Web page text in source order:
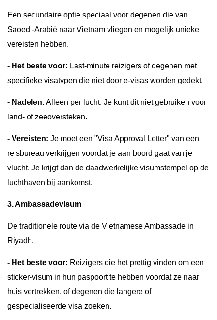
Een secundaire optie speciaal voor degenen die van
Saoedi-Arabië naar Vietnam vliegen en mogelijk unieke
vereisten hebben.
- Het beste voor: Last-minute reizigers of degenen met
specifieke visatypen die niet door e-visas worden gedekt.
- Nadelen: Alleen per lucht. Je kunt dit niet gebruiken voor
land- of zeeoversteken.
- Vereisten: Je moet een "Visa Approval Letter" van een
reisbureau verkrijgen voordat je aan boord gaat van je
vlucht. Je krijgt dan de daadwerkelijke visumstempel op de
luchthaven bij aankomst.
3. Ambassadevisum
De traditionele route via de Vietnamese Ambassade in
Riyadh.
- Het beste voor: Reizigers die het prettig vinden om een
sticker-visum in hun paspoort te hebben voordat ze naar
huis vertrekken, of degenen die langere of
gespecialiseerde visa zoeken.